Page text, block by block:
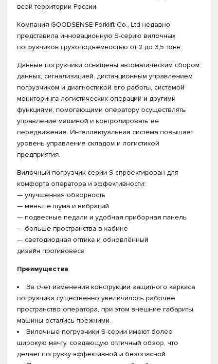
всей территории России.
Компания GOODSENSE Forklift Co., Ltd недавно
представила инновационную S-серию вилочных
погрузчиков грузоподъемностью от 2 до 3,5 тонн.
Данные погрузчики оснащены автоматическим сбором
данных, сигнализацией, дистанционным управлением
погрузчиком и диагностикой его работы, системой
мониторинга логистических операций и другими
функциями, помогающими оператору осуществлять
управление машиной и контролировать ее
передвижение. Интеллектуальная система повышает
уровень управления складом и логистикой
предприятия.
Вилочный погрузчик серии S спроектирован для
комфорта оператора и эффективности:
— улучшенная обзорность
— меньше шума и вибраций
— подвесные педали и удобная приборная панель
— больше пространства в кабине
— светодиодная оптика и обновлённый
дизайн противовеса
Преимущества
За счет изменения конструкции защитного каркаса
погрузчика существенно увеличилось рабочее
пространство оператора, при этом внешние габариты
машины остались прежними.
Вилочные погрузчики S-серии имеют более
широкую мачту, создающую отличный обзор, что
делает погрузку эффективной и безопасной.